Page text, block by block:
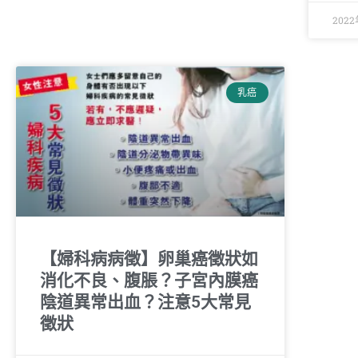
2022
乳癌
【婦科病病徵】卵巢癌徵狀如
消化不良、腹脹？子宮內膜癌
陰道異常出血？注意5大常見
徵狀